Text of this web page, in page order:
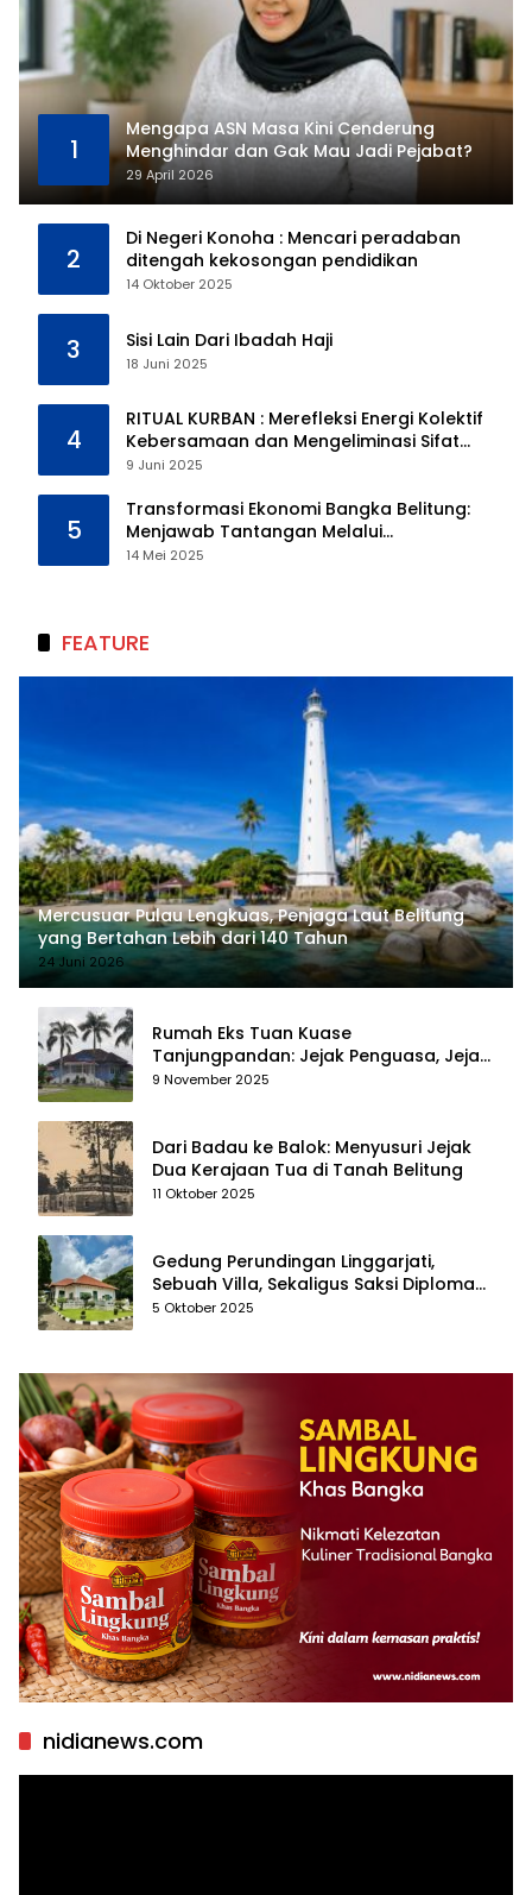
1
Mengapa ASN Masa Kini Cenderung
Menghindar dan Gak Mau Jadi Pejabat?
29 April 2026
2
Di Negeri Konoha : Mencari peradaban
ditengah kekosongan pendidikan
14 Oktober 2025
3 Sisi Lain Dari Ibadah Haji
18 Juni 2025
4
RITUAL KURBAN : Merefleksi Energi Kolektif
Kebersamaan dan Mengeliminasi Sifat
Kebinatangan Manusia
9 Juni 2025
5
Transformasi Ekonomi Bangka Belitung:
Menjawab Tantangan Melalui
Pengelolaan Sumber Daya Alam yang
14 Mei 2025
FEATURE
Mercusuar Pulau Lengkuas, Penjaga Laut Belitung
yang Bertahan Lebih dari 140 Tahun
24 Juni 2026
Rumah Eks Tuan Kuase
Tanjungpandan: Jejak Penguasa, Jejak
Kenangan
9 November 2025
Dari Badau ke Balok: Menyusuri Jejak
Dua Kerajaan Tua di Tanah Belitung
11 Oktober 2025
Gedung Perundingan Linggarjati,
Sebuah Villa, Sekaligus Saksi Diplomasi
yang Mengubah Arah Bangsa
5 Oktober 2025
nidianews.com